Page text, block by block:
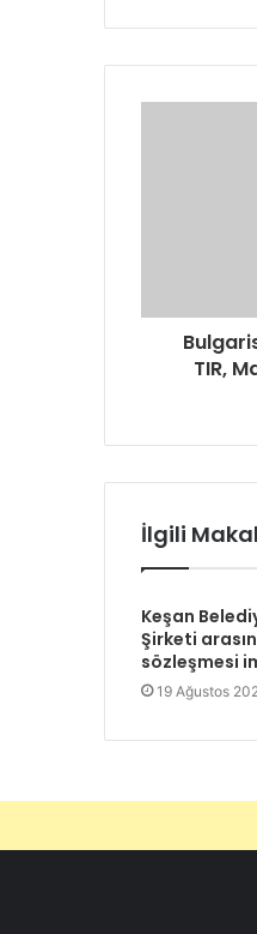
TIR,
İlgili
Keşan
Şirketi
sözleşmesi
19 Ağustos